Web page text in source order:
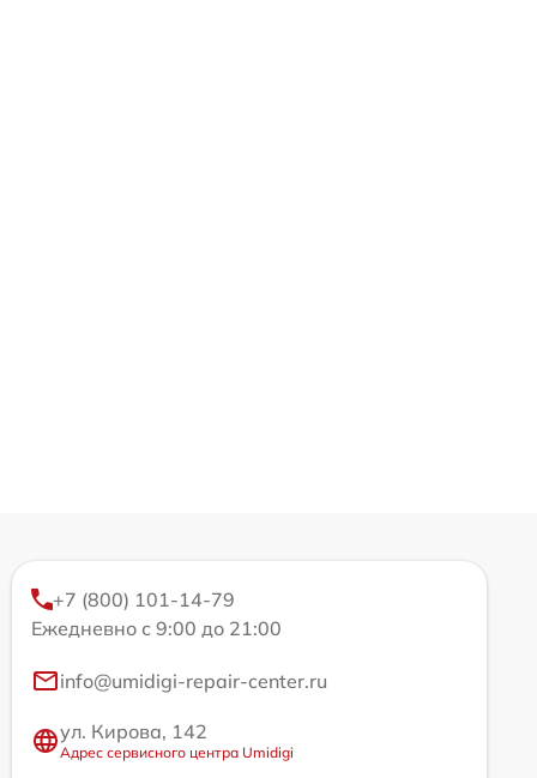
+7 (800) 101-14-79
Ежедневно с 9:00 до 21:00
info@umidigi-repair-center.ru
ул. Кирова, 142
Адрес сервисного центра Umidigi